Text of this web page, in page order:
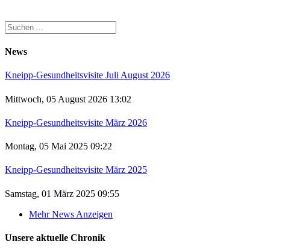
News
Kneipp-Gesundheitsvisite Juli August 2026
Mittwoch, 05 August 2026 13:02
Kneipp-Gesundheitsvisite März 2026
Montag, 05 Mai 2025 09:22
Kneipp-Gesundheitsvisite März 2025
Samstag, 01 März 2025 09:55
Mehr News Anzeigen
Unsere aktuelle Chronik